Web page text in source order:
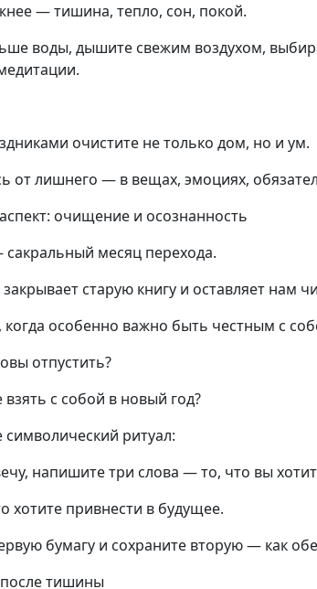
— тишина, тепло, сон, покой.
воды, дышите свежим воздухом,
очистите не только дом, но и ум.
от лишнего — в вещах, эмоциях,
очищение и осознанность
месяц перехода.
старую книгу и оставляет нам
когда особенно важно быть честным с
отпустить?
взять с собой в новый год?
символический ритуал:
напишите три слова — то, что вы
хотите привнести в будущее.
бумагу и сохраните вторую — как
после тишины